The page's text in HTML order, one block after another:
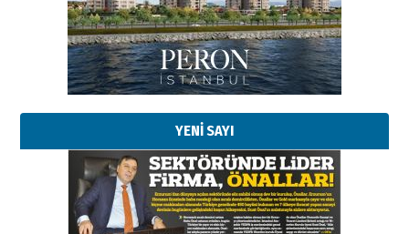
YENİ SAYI
02 Ağustos 2026 Pazar
Kadir SABUNCUOĞLU
Erzurumspor’un köşe taşları
29 Haziran 2026 Pazartesi
Kenan GÜLERCİ
Murat Şahsuvaroğlu ERKON’da
çıtayı yukarı taşırken,
yönetimdekiler aşağı
çekmemeli!
17 Şubat 2026 SalıOrhan BOZKURT